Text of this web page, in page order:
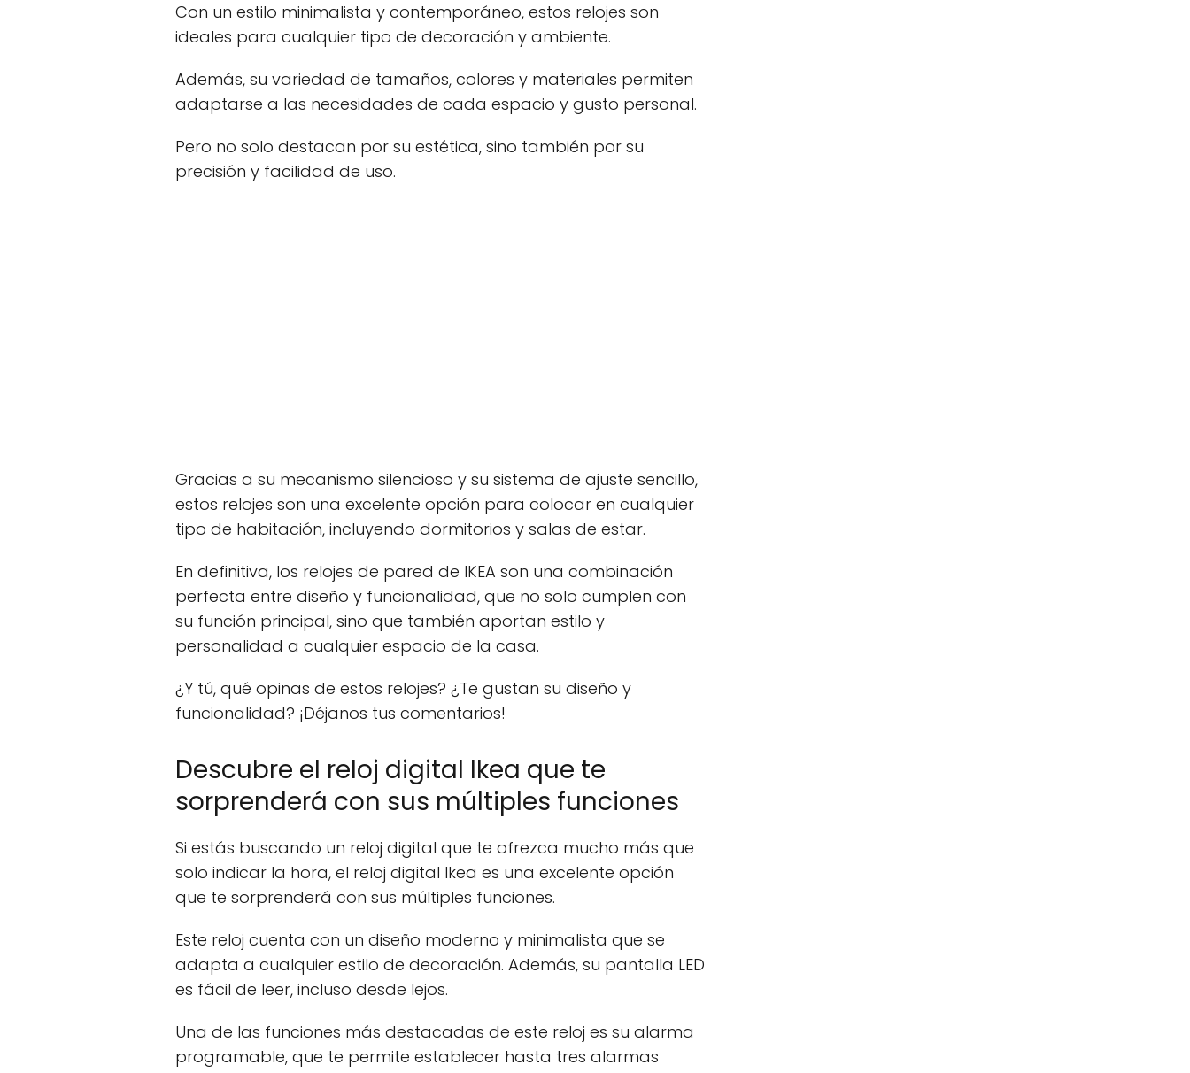
Con un estilo minimalista y contemporáneo, estos relojes son
ideales para cualquier tipo de decoración y ambiente.
Además, su variedad de tamaños, colores y materiales permiten
adaptarse a las necesidades de cada espacio y gusto personal.
Pero no solo destacan por su estética, sino también por su
precisión y facilidad de uso.
Gracias a su mecanismo silencioso y su sistema de ajuste sencillo,
estos relojes son una excelente opción para colocar en cualquier
tipo de habitación, incluyendo dormitorios y salas de estar.
En definitiva, los relojes de pared de IKEA son una combinación
perfecta entre diseño y funcionalidad, que no solo cumplen con
su función principal, sino que también aportan estilo y
personalidad a cualquier espacio de la casa.
¿Y tú, qué opinas de estos relojes? ¿Te gustan su diseño y
funcionalidad? ¡Déjanos tus comentarios!
Descubre el reloj digital Ikea que te
sorprenderá con sus múltiples funciones
Si estás buscando un reloj digital que te ofrezca mucho más que
solo indicar la hora, el reloj digital Ikea es una excelente opción
que te sorprenderá con sus múltiples funciones.
Este reloj cuenta con un diseño moderno y minimalista que se
adapta a cualquier estilo de decoración. Además, su pantalla LED
es fácil de leer, incluso desde lejos.
Una de las funciones más destacadas de este reloj es su alarma
programable, que te permite establecer hasta tres alarmas